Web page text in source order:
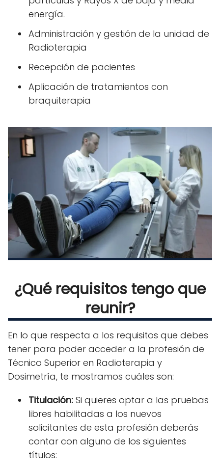
energía.
Administración y gestión de la unidad de
Radioterapia
Recepción de pacientes
Aplicación de tratamientos con
braquiterapia
¿Qué requisitos tengo que
reunir?
En lo que respecta a los requisitos que debes
tener para poder acceder a la profesión de
Técnico Superior en Radioterapia y
Dosimetría, te mostramos cuáles son:
Titulación: Si quieres optar a las pruebas
libres habilitadas a los nuevos
solicitantes de esta profesión deberás
contar con alguno de los siguientes
títulos: